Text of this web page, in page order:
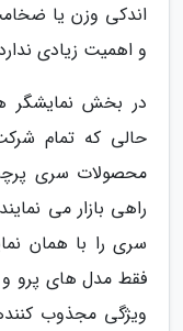
اندکی وزن یا
و اهمیت زیادی
در بخش نمایشگر
حالی که تمام
راهی بازار می
ویژگی مجذوب